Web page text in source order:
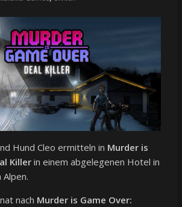
Hund Cleo ermitteln in Murder is
Killerin einem abgelegenen Hotel in
nach Murder is Game Over: